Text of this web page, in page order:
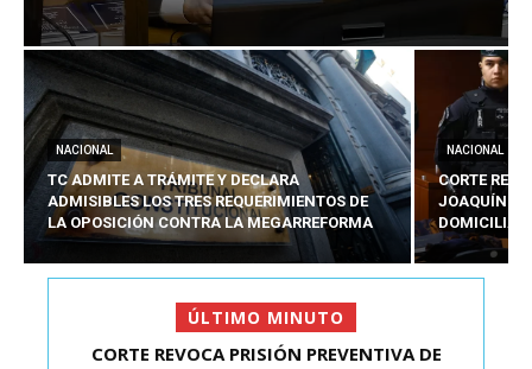
NACIONAL
TC ADMITE A TRÁMITE Y DECLARA
ADMISIBLES LOS TRES REQUERIMIENTOS DE
LA OPOSICIÓN CONTRA LA MEGARREFORMA
NACIONAL
CORTE
JOAQUÍN
ÚLTIMO MINUTO
CASO FIDEL ESPINOZA: SENADO PIDE “EVITAR